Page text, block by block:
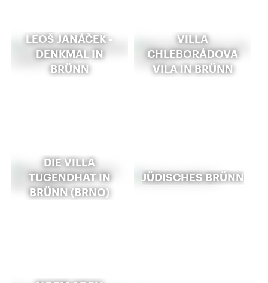
LEOŠ JANÁČEK -
DENKMAL IN
BRÜNN
VILLA
CHLEBORÁDOVA
VILA IN BRÜNN
DIE VILLA
TUGENDHAT IN
BRÜNN (BRNO)
JÜDISCHES BRÜNN